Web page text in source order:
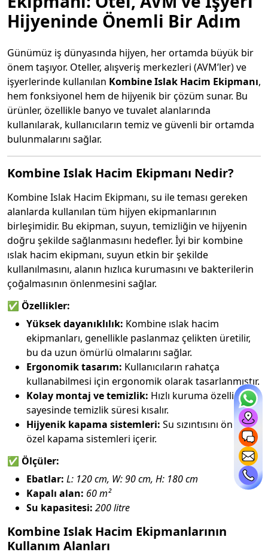
Hijyeninde Önemli Bir Adım
Günümüz iş dünyasında hijyen, her ortamda büyük bir
önem taşıyor. Oteller, alışveriş merkezleri (AVM’ler) ve
işyerlerinde kullanılan Kombine Islak Hacim Ekipmanı,
hem fonksiyonel hem de hijyenik bir çözüm sunar. Bu
ürünler, özellikle banyo ve tuvalet alanlarında
kullanılarak, kullanıcıların temiz ve güvenli bir ortamda
bulunmalarını sağlar.
Kombine Islak Hacim Ekipmanı Nedir?
Kombine Islak Hacim Ekipmanı, su ile teması gereken
alanlarda kullanılan tüm hijyen ekipmanlarının
birleşimidir. Bu ekipman, suyun, temizliğin ve hijyenin
doğru şekilde sağlanmasını hedefler. İyi bir kombine
ıslak hacim ekipmanı, suyun etkin bir şekilde
kullanılmasını, alanın hızlıca kurumasını ve bakterilerin
çoğalmasının önlenmesini sağlar.
✅ Özellikler:
Yüksek dayanıklılık: Kombine ıslak hacim
ekipmanları, genellikle paslanmaz çelikten üretilir,
bu da uzun ömürlü olmalarını sağlar.
Ergonomik tasarım: Kullanıcıların rahatça
kullanabilmesi için ergonomik olarak tasarlanmıştır.
Kolay montaj ve temizlik: Hızlı kuruma özelliği
sayesinde temizlik süresi kısalır.
Hijyenik kapama sistemleri: Su sızıntısını önleyen
özel kapama sistemleri içerir.
✅ Ölçüler:
Ebatlar: L: 120 cm, W: 90 cm, H: 180 cm
Kapalı alan: 60 m²
Su kapasitesi: 200 litre
Kombine Islak Hacim Ekipmanlarının
Kullanım Alanları